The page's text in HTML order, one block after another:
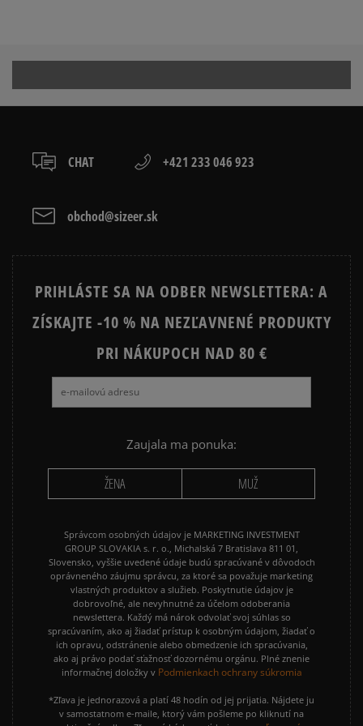
Recenzie zákazníkov
NIKE FLEECE NIKE TECH FLEECE
JARNÉ OBLEČENIE
CHAT +421 233 046 923
obchod@sizeer.sk
PRIHLÁSTE SA NA ODBER NEWSLETTERA: A
ZÍSKAJTE -10 % NA NEZĽAVNENÉ PRODUKTY
PRI NÁKUPOCH NAD 80 €
Zaujala ma ponuka:
ŽENA MUŽ
Správcom osobných údajov je MARKETING INVESTMENT
GROUP SLOVAKIA s. r. o., Michalská 7 Bratislava 811 01,
Slovensko, vyššie uvedené údaje budú spracúvané v dôvodoch
oprávneného záujmu správcu, za ktoré sa považuje marketing
vlastných produktov a služieb. Poskytnutie údajov je
dobrovoľné, ale nevyhnutné za účelom odoberania
newslettera. Každý má nárok odvolať svoj súhlas so
spracúvaním, ako aj žiadať prístup k osobným údajom, žiadať o
ich opravu, odstránenie alebo obmedzenie ich spracúvania,
ako aj právo podať sťažnosť dozornému orgánu. Plné znenie
informačnej doložky v Podmienkach ochrany súkromia
*Zľava je jednorazová a platí 48 hodín od jej prijatia. Nájdete ju
v samostatnom e-maile, ktorý vám pošleme po kliknutí na